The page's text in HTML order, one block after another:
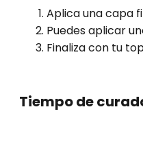
Aplica una capa
Puedes aplicar
Finaliza con tu
Tiempo de